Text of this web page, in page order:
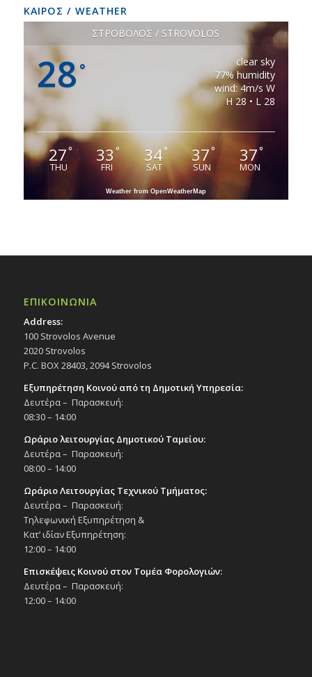
ΚΑΙΡΟΣ / WEATHER
ΣΤΡΟΒΟΛΟΣ / STROVOLOS
28 °
clear sky
77% humidity
wind: 4m/s W
H 28 • L 28
27°
THU
33°
FRI
34°
SAT
37°
SUN
37°
MON
Weather from OpenWeatherMap
ΕΠΙΚΟΙΝΩΝΙΑ
Address:
100 Strovolos Avenue
2020 Strovolos
P.C. BOX 28403, 2094 Strovolos
Εξυπηρέτηση Κοινού από τη Δημοτική Υπηρεσία:
Δευτέρα – Παρασκευή:
08:30 – 14:00
Ωράριο λειτουργίας Δημοτικού Ταμείου:
Δευτέρα – Παρασκευή:
08:00 – 14:00
Ωράριο Λειτουργίας Τεχνικού Τμήματος:
Δευτέρα – Παρασκευή:
Τηλεφωνική Εξυπηρέτηση &
Κατ’ ιδίαν Εξυπηρέτηση:
12:00 – 14:00
Επισκέψεις Κοινού στον Τομέα Φορολογιών:
Δευτέρα – Παρασκευή:
12:00 – 14:00